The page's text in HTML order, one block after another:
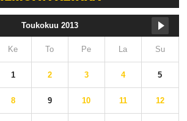
Toukokuu 2013
Ke To Pe La Su
1 2 3 4 5
8 9 10 11 12